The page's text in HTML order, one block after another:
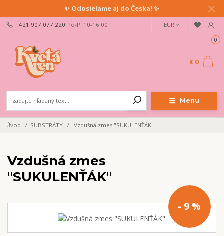
✨ Odosielame aj do Česka! ✨
Menu
EUR
+421 907 077 220 Po-Pi 10-16:00
0
€ 0
Úvod SUBSTRÁTY Vzdušná zmes "SUKULENŤÁK"
Vzdušná zmes
"SUKULENŤÁK"
- 9 %